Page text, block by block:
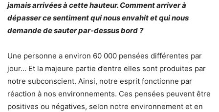
jamais arrivées à cette hauteur. Comment arriver à
dépasser ce sentiment qui nous envahit et qui nous
demande de sauter par-dessus bord ?
Une personne a environ 60 000 pensées différentes par
jour… Et la majeure partie d’entre elles sont produites par
notre subconscient. Ainsi, notre esprit fonctionne par
réaction à nos environnements. Ces pensées peuvent être
positives ou négatives, selon notre environnement et en